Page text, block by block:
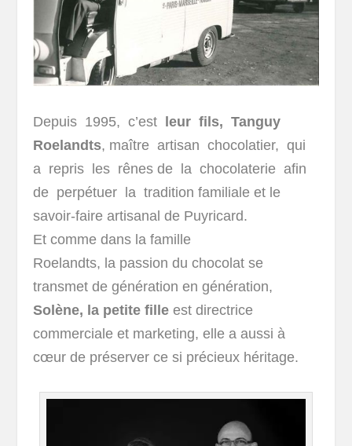
Depuis 1995, c’est
leur fils, Tanguy
Roelandts, maître artisan chocolatier, qui
a repris les rênes de la chocolaterie afin
de perpétuer la tradition familiale et le
savoir-faire artisanal de Puyricard.
Et comme dans la famille
Roelandts, la passion du chocolat se
transmet de génération en génération,
Solène, la petite fille est directrice
commerciale et marketing, elle a aussi à
cœur de préserver ce si précieux héritage.